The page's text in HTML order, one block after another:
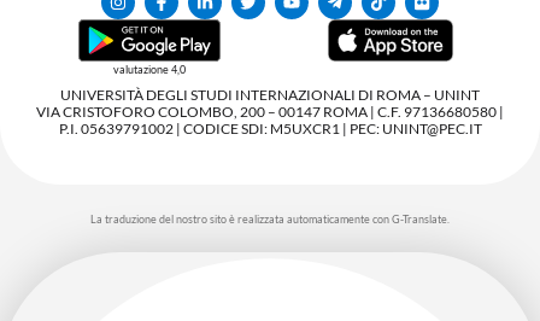
valutazione 4,0
UNIVERSITÀ DEGLI STUDI INTERNAZIONALI DI ROMA – UNINT
VIA CRISTOFORO COLOMBO, 200 – 00147 ROMA | C.F. 97136680580 |
P.I. 05639791002 | CODICE SDI: M5UXCR1 | PEC: UNINT@PEC.IT
La traduzione del nostro sito è realizzata automaticamente con G-Translate.